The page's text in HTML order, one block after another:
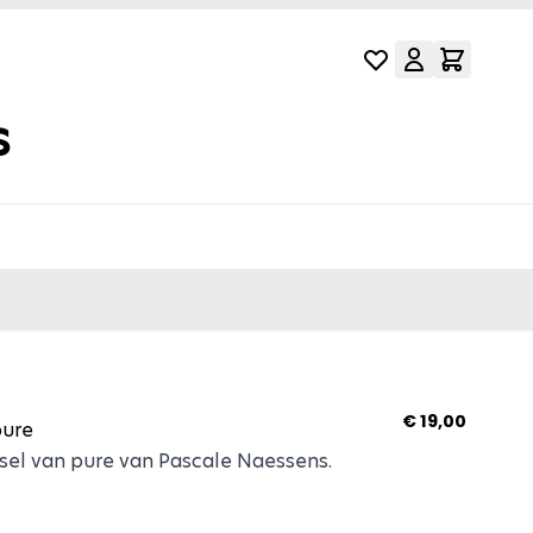
L blauw pure€ 19,00
van pure van Pascale Naessens.